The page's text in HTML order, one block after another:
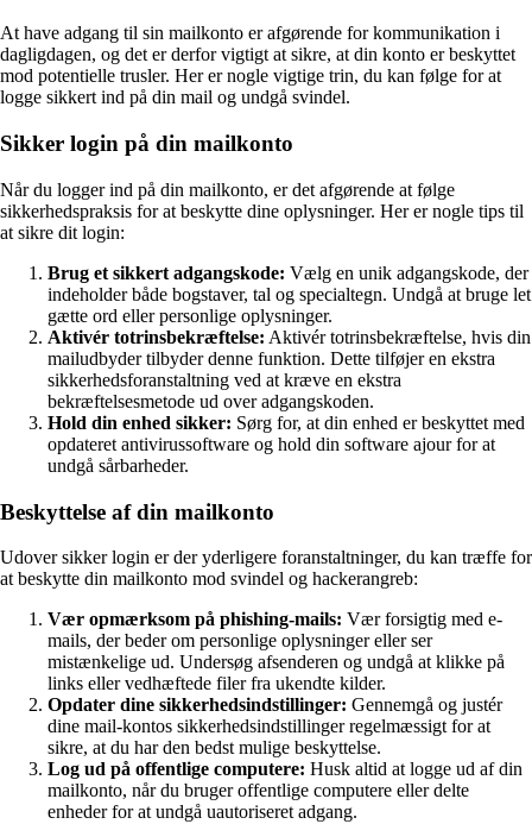
At have adgang til sin mailkonto er afgørende for kommunikation i
dagligdagen, og det er derfor vigtigt at sikre, at din konto er beskyttet
mod potentielle trusler. Her er nogle vigtige trin, du kan følge for at
logge sikkert ind på din mail og undgå svindel.
Sikker login på din mailkonto
Når du logger ind på din mailkonto, er det afgørende at følge
sikkerhedspraksis for at beskytte dine oplysninger. Her er nogle tips til
at sikre dit login:
Brug et sikkert adgangskode: Vælg en unik adgangskode, der
indeholder både bogstaver, tal og specialtegn. Undgå at bruge let
gætte ord eller personlige oplysninger.
Aktivér totrinsbekræftelse: Aktivér totrinsbekræftelse, hvis din
mailudbyder tilbyder denne funktion. Dette tilføjer en ekstra
sikkerhedsforanstaltning ved at kræve en ekstra
bekræftelsesmetode ud over adgangskoden.
Hold din enhed sikker: Sørg for, at din enhed er beskyttet med
opdateret antivirussoftware og hold din software ajour for at
undgå sårbarheder.
Beskyttelse af din mailkonto
Udover sikker login er der yderligere foranstaltninger, du kan træffe for
at beskytte din mailkonto mod svindel og hackerangreb:
Vær opmærksom på phishing-mails: Vær forsigtig med e-
mails, der beder om personlige oplysninger eller ser
mistænkelige ud. Undersøg afsenderen og undgå at klikke på
links eller vedhæftede filer fra ukendte kilder.
Opdater dine sikkerhedsindstillinger: Gennemgå og justér
dine mail-kontos sikkerhedsindstillinger regelmæssigt for at
sikre, at du har den bedst mulige beskyttelse.
Log ud på offentlige computere: Husk altid at logge ud af din
mailkonto, når du bruger offentlige computere eller delte
enheder for at undgå uautoriseret adgang.